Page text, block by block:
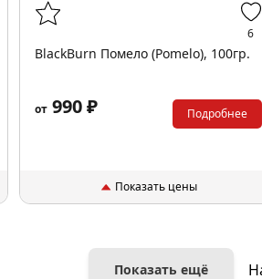
6
BlackBurn Помело (Pomelo), 100гр.
от 990 ₽ Подробнее
Показать цены
Показать ещё